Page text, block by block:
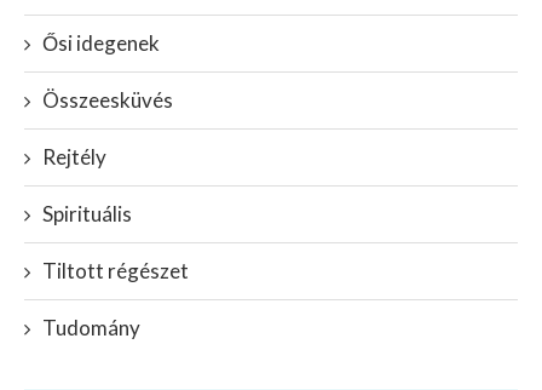
Ősi idegenek
Összeesküvés
Rejtély
Spirituális
Tiltott régészet
Tudomány